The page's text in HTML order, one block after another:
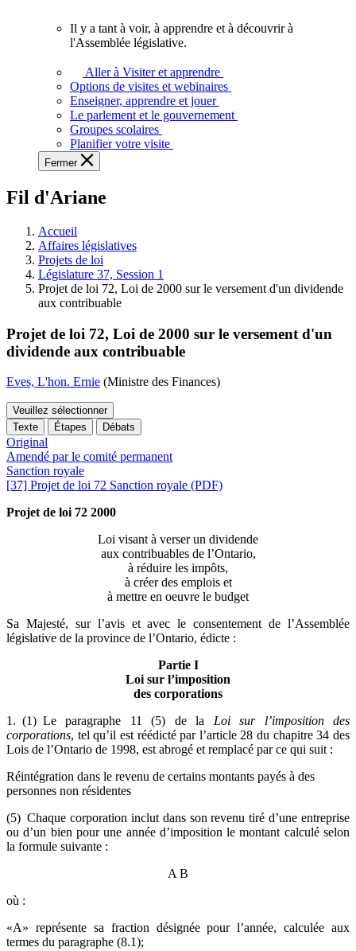
voir,
apprendre
et
à
à
législative.
Il y a tant à voir, à apprendre et à découvrir à
l'Assemblée législative.
Aller à Visiter et apprendre
Options de visites et webinaires
Enseigner, apprendre et jouer
Le parlement et le gouvernement
Groupes scolaires
Planifier votre visite
Fermer
Fil d'Ariane
Accueil
Affaires législatives
Projets de loi
Législature 37, Session 1
Projet de loi 72, Loi de 2000 sur le versement d'un dividende
aux contribuable
Projet de loi 72, Loi de 2000 sur le versement d'un
dividende aux contribuable
Eves, L'hon. Ernie (Ministre des Finances)
Veuillez sélectionner
Texte
Étapes Débats
Original
Amendé par le comité permanent
Sanction royale
[37] Projet de loi 72 Sanction royale (PDF)
Projet de loi 72 2000
Loi visant à verser un dividende
aux contribuables de l’Ontario,
à réduire les impôts,
à créer des emplois et
à mettre en oeuvre le budget
Sa Majesté, sur l’avis et avec le consentement de l’Assemblée
législative de la province de l’Ontario, édicte :
Partie I
Loi sur l’imposition
des corporations
1. (1) Le paragraphe 11 (5) de la Loi sur l’imposition des
corporations, tel qu’il est réédicté par l’article 28 du chapitre 34 des
Lois de l’Ontario de 1998, est abrogé et remplacé par ce qui suit :
Réintégration dans le revenu de certains montants payés à des
personnes non résidentes
(5) Chaque corporation inclut dans son revenu tiré d’une entreprise
ou d’un bien pour une année d’imposition le montant calculé selon
la formule suivante :
A B
où :
«A» représente sa fraction désignée pour l’année, calculée aux
termes du paragraphe (8.1);